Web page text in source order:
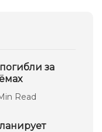
за
Read